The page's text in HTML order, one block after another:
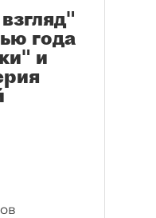
года
и